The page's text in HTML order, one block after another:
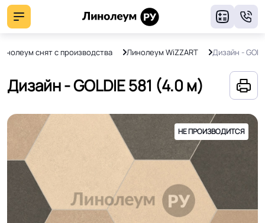
снят с производства Линолеум WiZZART Дизайн -
Дизайн - GOLDIE 581 (4.0 м)
НЕ ПРОИЗВОДИТСЯ